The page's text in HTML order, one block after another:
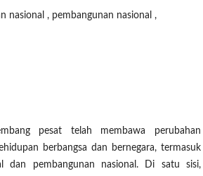
nasional , pembangunan nasional ,
pesat telah membawa perubahan
berbangsa dan bernegara, termasuk
dan pembangunan nasional. Di satu sisi,